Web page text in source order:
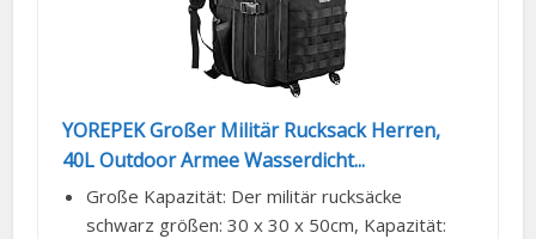
YOREPEK Großer Militär Rucksack Herren,
40L Outdoor Armee Wasserdicht...
Große Kapazität: Der militär rucksäcke
schwarz größen: 30 x 30 x 50cm, Kapazität: